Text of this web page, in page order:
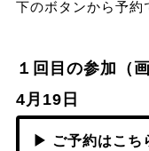
下のボタンから予約
１回目の参加（
4月19日
▶ ご予約はこち